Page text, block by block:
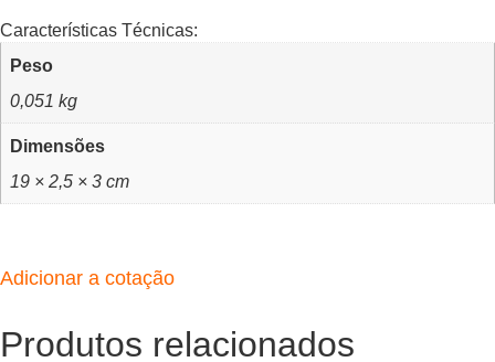
Características Técnicas:
Peso
0,051 kg
Dimensões
19 × 2,5 × 3 cm
Adicionar a cotação
Produtos relacionados